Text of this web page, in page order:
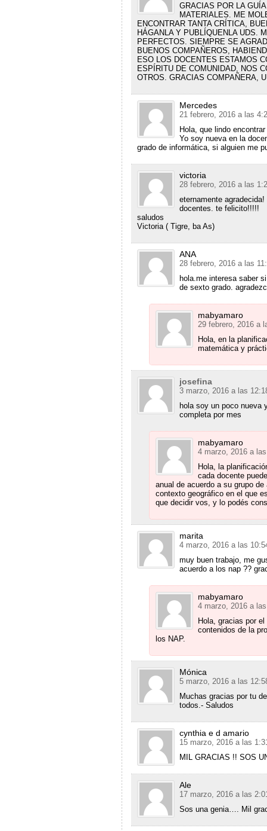
GRACIAS POR LA
MATERIALES. ME
ENCONTRAR TANTA CRÍTICA,
HÁGANLA Y PUBLÍQUENLA UDS.
PERFECTOS. SIEMPRE SE
BUENOS COMPAÑEROS,
ESO LOS DOCENTES ESTAMOS
ESPÍRITU DE COMUNIDAD, NOS
OTROS. GRACIAS COMPAÑERA,
Mercedes
21 febrero, 2016 a las
Hola, que lindo
Yo soy nueva en la
grado de informática, si alguien me
victoria
28 febrero, 2016 a las
eternamente
docentes. te felicito!!!!!
saludos
Victoria ( Tigre, ba As)
ANA
28 febrero, 2016 a las
hola.me interesa saber
de sexto grado.
mabyamaro
29 febrero, 2016 a
Hola, en la
matemática y
josefina
3 marzo, 2016 a las
hola soy un poco nueva
completa por mes
mabyamaro
4 marzo, 2016 a
Hola, la
cada docente
anual de acuerdo a su grupo
contexto geográfico en el que
que decidir vos, y lo podés
marita
4 marzo, 2016 a las
muy buen trabajo, me
acuerdo a los nap ??
mabyamaro
4 marzo, 2016 a
Hola, gracias por
contenidos de la
los NAP.
Mónica
5 marzo, 2016 a las
Muchas gracias por tu
todos.- Saludos
cynthia e d amario
15 marzo, 2016 a las
MIL GRACIAS !! SOS
Ale
17 marzo, 2016 a las
Sos una genia…. Mil